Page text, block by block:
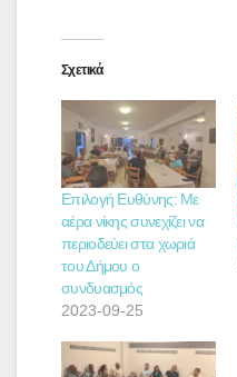
Σχετικά
Επιλογή Ευθύνης: Με
αέρα νίκης συνεχίζει να
περιοδεύει στα χωριά
του Δήμου ο
συνδυασμός
2023-09-25